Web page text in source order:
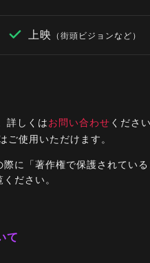
上映 （街頭ビジョンなど）
詳しくはお問い合わせ ください
使用いただけます。
に「著作権で保護されてい
ください。
て